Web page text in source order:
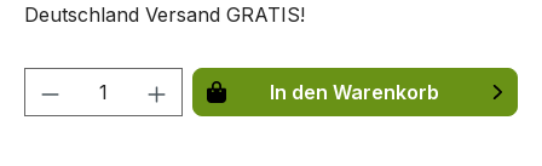
Deutschland Versand GRATIS!
Produkt Anzahl: Gib denIn den Warenkorb